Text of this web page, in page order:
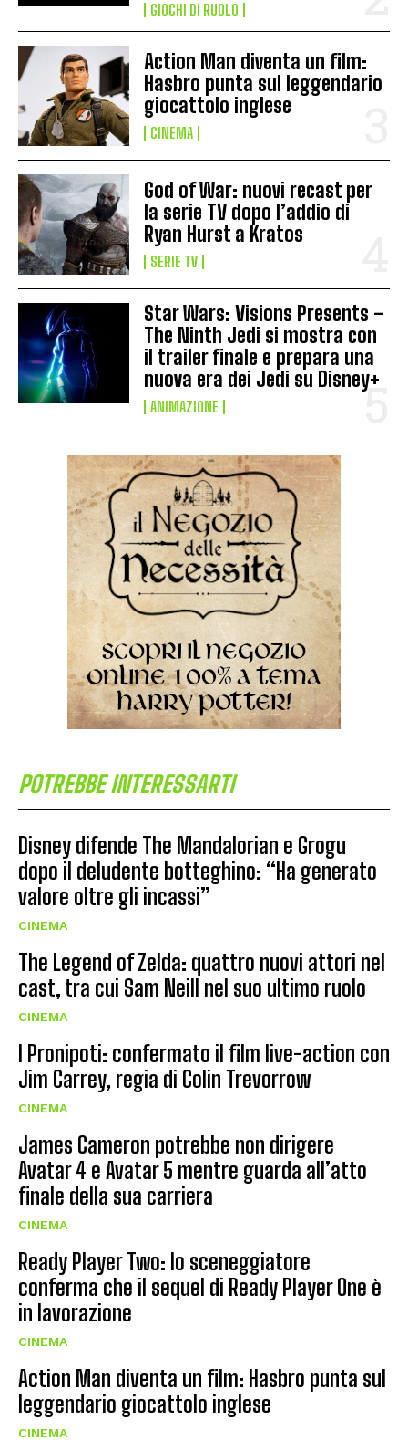
GIOCHI DI RUOLO
Action Man diventa un film:
Hasbro punta sul leggendario
giocattolo inglese
CINEMA
God of War: nuovi recast per
la serie TV dopo l’addio di
Ryan Hurst a Kratos
SERIE TV
Star Wars: Visions Presents –
The Ninth Jedi si mostra con
il trailer finale e prepara una
nuova era dei Jedi su Disney+
ANIMAZIONE
POTREBBE INTERESSARTI
Disney difende The Mandalorian e Grogu
dopo il deludente botteghino: “Ha generato
valore oltre gli incassi”
CINEMA
The Legend of Zelda: quattro nuovi attori nel
cast, tra cui Sam Neill nel suo ultimo ruolo
CINEMA
I Pronipoti: confermato il film live-action con
Jim Carrey, regia di Colin Trevorrow
CINEMA
James Cameron potrebbe non dirigere
Avatar 4 e Avatar 5 mentre guarda all’atto
finale della sua carriera
CINEMA
Ready Player Two: lo sceneggiatore
conferma che il sequel di Ready Player One è
in lavorazione
CINEMA
Action Man diventa un film: Hasbro punta sul
leggendario giocattolo inglese
CINEMA